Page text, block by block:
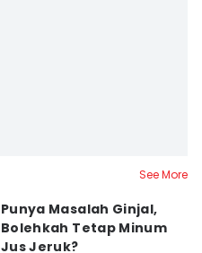
See More
Punya Masalah Ginjal,
Bolehkah Tetap Minum
Jus Jeruk?